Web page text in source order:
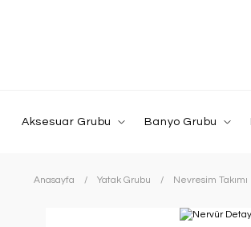
Aksesuar Grubu Banyo Grubu
Anasayfa Yatak Grubu Nevresim Takımı